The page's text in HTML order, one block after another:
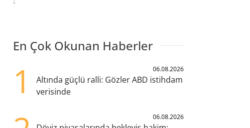
En Çok Okunan Haberler
1 06.08.2026
Altında güçlü ralli: Gözler ABD istihdam
verisinde
06.08.2026